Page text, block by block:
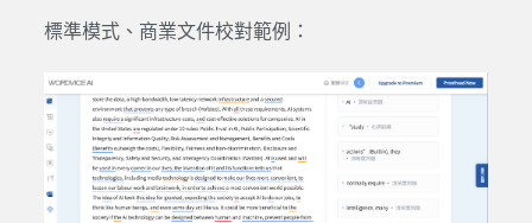
標準模式、商業文件校對範例：